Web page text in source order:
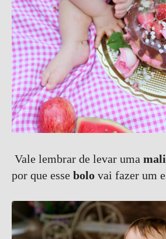
Vale lembrar de levar uma
por que esse bolo vai fazer um